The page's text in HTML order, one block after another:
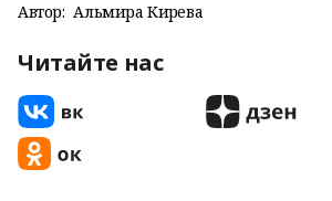
Автор: Альмира Кирәева
Читайте нас